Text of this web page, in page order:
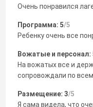
Очень понравился
Программа: 5/5
Ребенку очень все
Вожатые и персонал:
На вожатых все и
сопровождали по
Размещение: 3/5
Я сама видела, что